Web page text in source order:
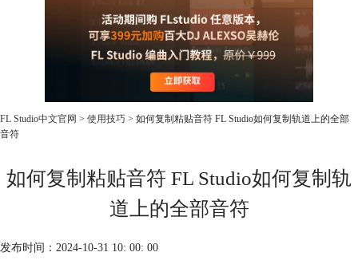
FL Studio中文官网 > 使用技巧 > 如何复制粘贴音符 FL Studio如何复制轨道上的全部
音符
如何复制粘贴音符 FL Studio如何复制轨
道上的全部音符
发布时间：2024-10-31 10: 00: 00